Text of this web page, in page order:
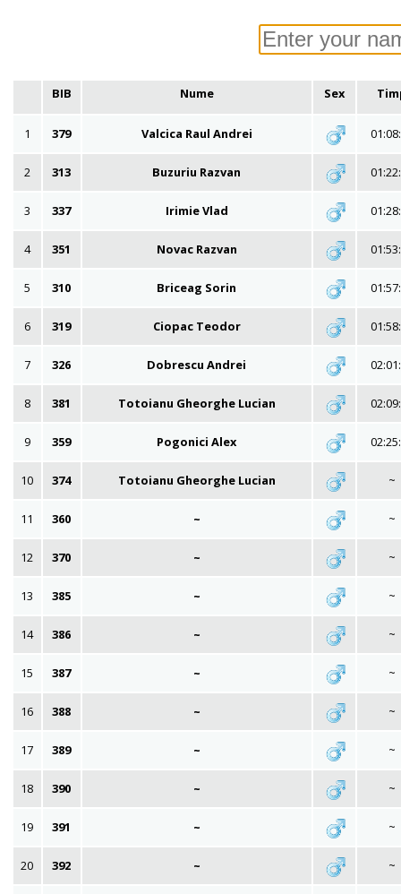
BIB Nume Sex
1 379 Valcica Raul Andrei
2 313 Buzuriu Razvan
3 337 Irimie Vlad
4 351 Novac Razvan
5 310 Briceag Sorin
6 319 Ciopac Teodor
7 326 Dobrescu Andrei
8 381 Totoianu Gheorghe Lucian
9 359 Pogonici Alex
10 374 Totoianu Gheorghe Lucian ~
11 360 ~ ~
12 370 ~ ~
13 385 ~ ~
14 386 ~ ~
15 387 ~ ~
16 388 ~ ~
17 389 ~ ~
18 390 ~ ~
19 391 ~ ~
20 392 ~ ~